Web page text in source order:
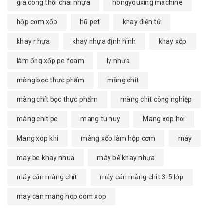
gia công thổi chai nhựa hongyouxing machine
hộp cơm xốp hũ pet khay điện tử
khay nhựa khay nhựa định hình khay xốp
làm ống xốp pe foam ly nhựa
màng bọc thực phẩm màng chít
màng chít bọc thực phẩm màng chít công nghiệp
màng chít pe mang tu huy Mang xop hoi
Mang xop khi màng xốp làm hộp cơm máy
may be khay nhua máy bế khay nhựa
máy cán màng chít máy cán màng chít 3-5 lớp
may can mang hop com xop